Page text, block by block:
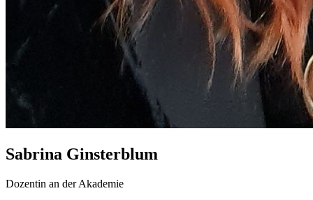
Sabrina Ginsterblum
Dozentin an der Akademie